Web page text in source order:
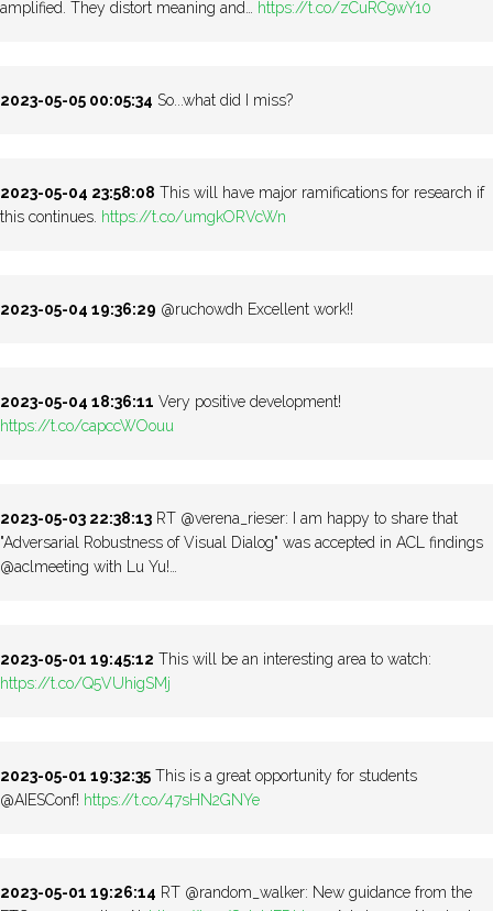
amplified. They distort meaning and… https://t.co/zCuRC9wY10
2023-05-05 00:05:34 So...what did I miss?
2023-05-04 23:58:08 This will have major ramifications for research if
this continues. https://t.co/umgkORVcWn
2023-05-04 19:36:29 @ruchowdh Excellent work!!
2023-05-04 18:36:11 Very positive development!
https://t.co/capccWOouu
2023-05-03 22:38:13 RT @verena_rieser: I am happy to share that
"Adversarial Robustness of Visual Dialog" was accepted in ACL findings
@aclmeeting with Lu Yu!…
2023-05-01 19:45:12 This will be an interesting area to watch:
https://t.co/Q5VUhigSMj
2023-05-01 19:32:35 This is a great opportunity for students
@AIESConf! https://t.co/47sHN2GNYe
2023-05-01 19:26:14 RT @random_walker: New guidance from the